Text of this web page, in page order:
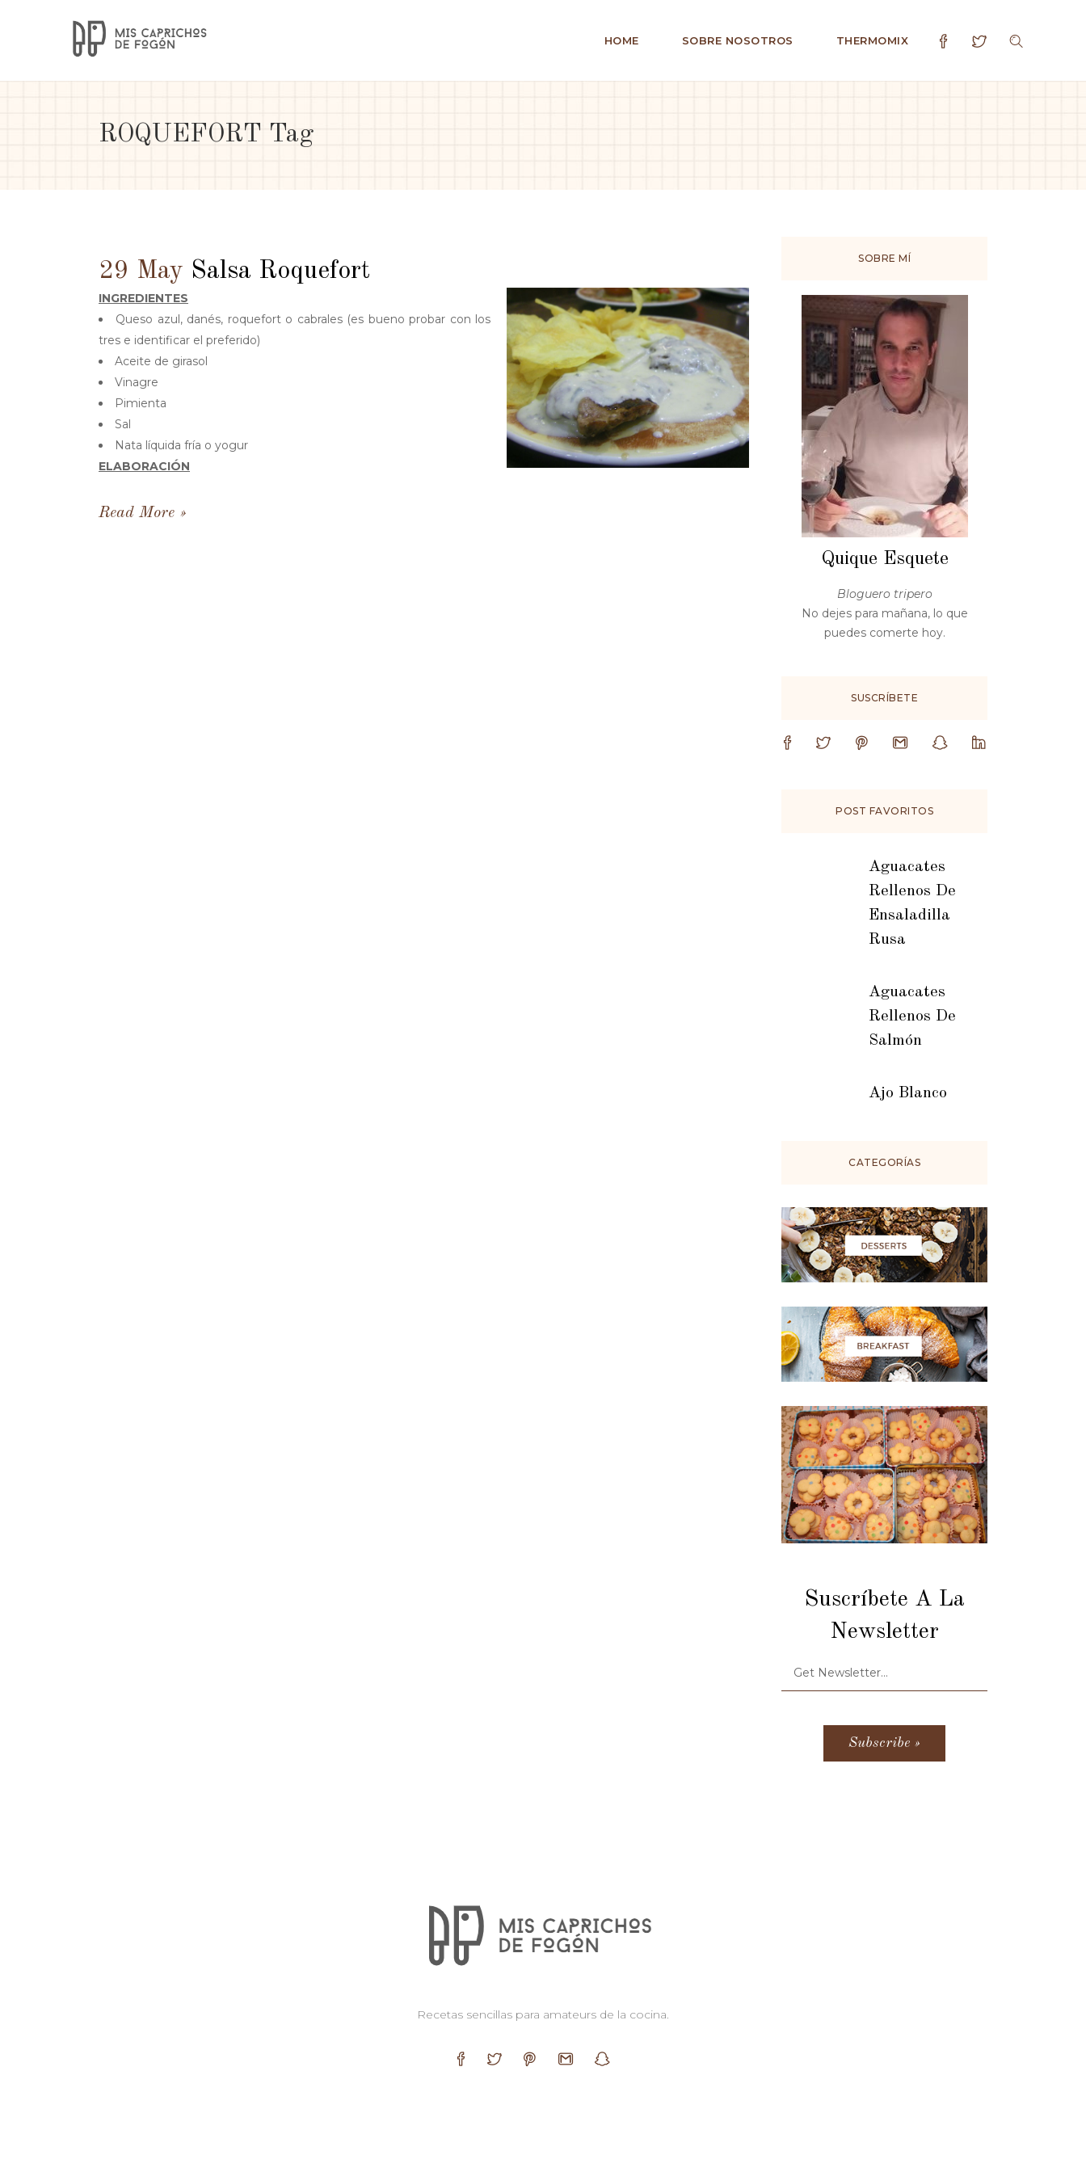
HOME SOBRE NOSOTROS THERMOMIX
ROQUEFORT Tag
29 May Salsa Roquefort
INGREDIENTES
Queso azul, danés, roquefort o cabrales (es bueno probar con los
tres e identificar el preferido)
Aceite de girasol
Vinagre
Pimienta
Sal
Nata líquida fría o yogur
ELABORACIÓN
Read More
SOBRE MÍ
Quique Esquete
Bloguero tripero
No dejes para mañana, lo que
puedes comerte hoy.
SUSCRÍBETE
POST FAVORITOS
Aguacates
Rellenos De
Ensaladilla
Rusa
Aguacates
Rellenos De
Salmón
Ajo Blanco
CATEGORÍAS
Suscríbete A La
Newsletter
Recetas sencillas para amateurs de la cocina.